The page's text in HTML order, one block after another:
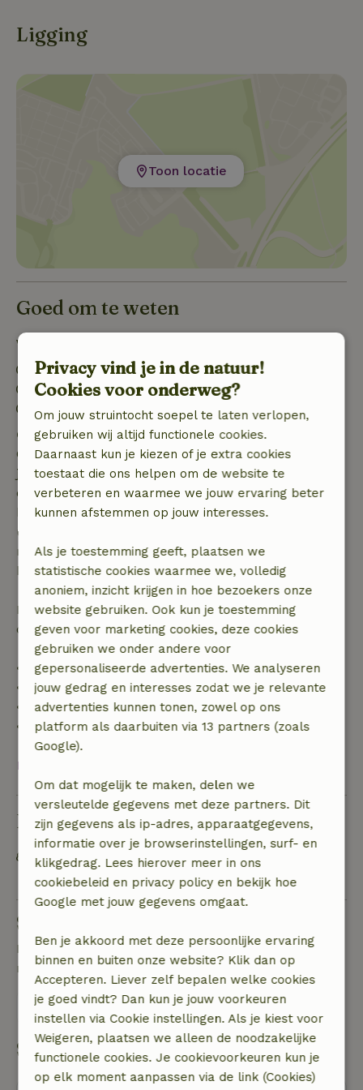
bomen en stromende beekjes.
Ligging
Toon locatie
Goed om te weten
Verblijfdetails
Inchecken: 15:00- 21:00
Uitchecken: 07:00- 11:00
Contactloos verblijf mogelijk
Gratis annuleren binnen 7 dagen
Gratis annuleren binnen 7 dagen na bevestiging van
je boeking, bij een boekingsaanvraag meer dan 28
dagen voor aanvang. Bij een boeking met aanvang
binnen 28 dagen geldt gratis annuleren binnen 24
uur. Bij annulering binnen gestelde periode heb je
recht op volledige terugbetaling van het
boekingsbedrag.
Daarna krijg je een deel van de reissom en 100% van
de borg terugbetaald:
• tot 42 dagen voor aankomst: 70% terugbetaald
• 42–28 dagen voor aankomst: 40% terugbetaald
• 28 dagen tot de aankomstdag: 10% terugbetaald
• op de aankomstdag of later: geen terugbetaling
Bekijk alles
Duurzaamheid
Off grid of voorzien van 100% hernieuwbare
energie
Stel een vraag
Neem contact op met de verhuurder van het
natuurhuisje
Stuur een bericht
Start mijn boeking
Privacy vind je in de natuur!
Cookies voor onderweg?
Om jouw struintocht soepel te laten verlopen,
gebruiken wij altijd functionele cookies.
Daarnaast kun je kiezen of je extra cookies
toestaat die ons helpen om de website te
verbeteren en waarmee we jouw ervaring beter
kunnen afstemmen op jouw interesses.
Als je toestemming geeft, plaatsen we
statistische cookies waarmee we, volledig
anoniem, inzicht krijgen in hoe bezoekers onze
website gebruiken. Ook kun je toestemming
geven voor marketing cookies, deze cookies
gebruiken we onder andere voor
gepersonaliseerde advertenties. We analyseren
jouw gedrag en interesses zodat we je relevante
advertenties kunnen tonen, zowel op ons
platform als daarbuiten via 13 partners (zoals
Google).
Om dat mogelijk te maken, delen we
versleutelde gegevens met deze partners. Dit
zijn gegevens als ip-adres, apparaatgegevens,
informatie over je browserinstellingen, surf- en
klikgedrag. Lees hierover meer in ons
cookiebeleid en privacy policy en bekijk hoe
Google met jouw gegevens omgaat.
Ben je akkoord met deze persoonlijke ervaring
binnen en buiten onze website? Klik dan op
Accepteren. Liever zelf bepalen welke cookies
je goed vindt? Dan kun je jouw voorkeuren
instellen via Cookie instellingen. Als je kiest voor
Weigeren, plaatsen we alleen de noodzakelijke
functionele cookies. Je cookievoorkeuren kun je
op elk moment aanpassen via de link (Cookies)